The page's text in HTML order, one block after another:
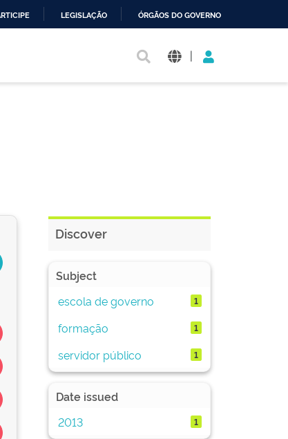
LEGISLAÇÃO ÓRGÃOS DO GOVERNO
|
Discover
Subject
escola de governo
1
formação 1
servidor público 1
Date issued
2013
1